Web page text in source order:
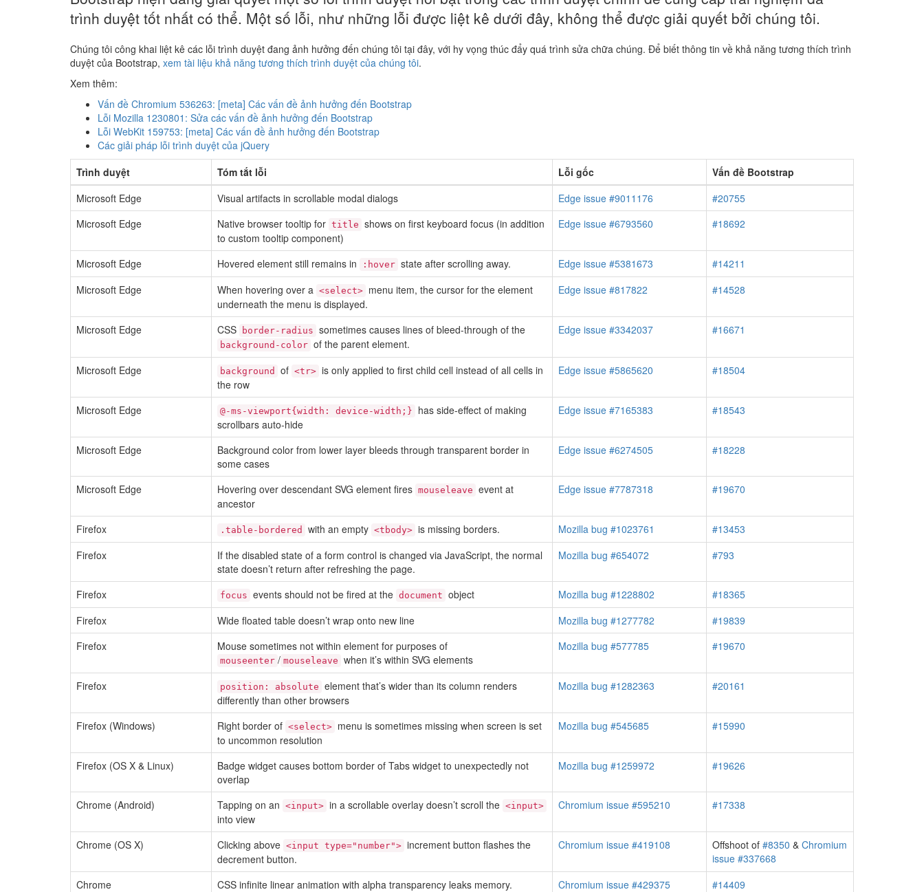
trình duyệt tốt nhất có thể. Một số lỗi, như những lỗi được liệt kê dưới đây, không thể được giải quyết bởi chúng tôi.
Chúng tôi công khai liệt kê các lỗi trình duyệt đang ảnh hưởng đến chúng tôi tại đây, với hy vọng thúc đẩy quá trình sửa chữa chúng. Để biết thông tin về khả năng tương thích trình
duyệt của Bootstrap, xem tài liệu khả năng tương thích trình duyệt của chúng tôi.
Xem thêm:
Vấn đề Chromium 536263: [meta] Các vấn đề ảnh hưởng đến Bootstrap
Lỗi Mozilla 1230801: Sửa các vấn đề ảnh hưởng đến Bootstrap
Lỗi WebKit 159753: [meta] Các vấn đề ảnh hưởng đến Bootstrap
Các giải pháp lỗi trình duyệt của jQuery
Trình duyệt
Tóm tắt lỗi Lỗi gốc
Vấn đề Bootstrap
Microsoft Edge
Visual artifacts in scrollable modal dialogs Edge issue #9011176
#20755
Microsoft Edge
Native browser tooltip for title shows on first keyboard focus (in addition
to custom tooltip component)
Edge issue #6793560 #18692
Microsoft Edge Hovered element still remains in :hover state after scrolling away. Edge issue #5381673
#14211
Microsoft Edge
When hovering over a <select> menu item, the cursor for the element
underneath the menu is displayed.
Edge issue #817822 #14528
Microsoft Edge CSS border-radius sometimes causes lines of bleed-through of the
background-color of the parent element.
Edge issue #3342037 #16671
Microsoft Edge background of <tr> is only applied to first child cell instead of all cells in
the row
Edge issue #5865620 #18504
Microsoft Edge @-ms-viewport{width: device-width;}
has side-effect of making
scrollbars auto-hide
Edge issue #7165383 #18543
Microsoft Edge
Background color from lower layer bleeds through transparent border in
some cases
Edge issue #6274505 #18228
Microsoft Edge Hovering over descendant SVG element fires mouseleave event at
ancestor
Edge issue #7787318 #19670
Firefox .table-bordered with an empty <tbody> is missing borders. Mozilla bug #1023761
#13453
Firefox
If the disabled state of a form control is changed via JavaScript, the normal
state doesn’t return after refreshing the page.
Mozilla bug #654072 #793
Firefox focus events should not be fired at the document object Mozilla bug #1228802
#18365
Firefox
Wide floated table doesn’t wrap onto new line Mozilla bug #1277782
#19839
Firefox
Mouse sometimes not within element for purposes of
mouseenter / mouseleave when it’s within SVG elements
Mozilla bug #577785 #19670
Firefox position: absolute element that’s wider than its column renders
differently than other browsers
Mozilla bug #1282363 #20161
Firefox (Windows) Right border of <select> menu is sometimes missing when screen is set
to uncommon resolution
Mozilla bug #545685 #15990
Firefox (OS X & Linux)
Badge widget causes bottom border of Tabs widget to unexpectedly not
overlap
Mozilla bug #1259972 #19626
Chrome (Android) Tapping on an <input> in a scrollable overlay doesn’t scroll the <input>
into view
Chromium issue #595210 #17338
Chrome (OS X) Clicking above <input type="number"> increment button flashes the
decrement button.
Chromium issue #419108 Offshoot of #8350 & Chromium
issue #337668
Chrome
CSS infinite linear animation with alpha transparency leaks memory. Chromium issue #429375
#14409